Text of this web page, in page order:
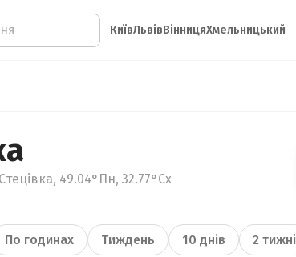
КиївЛьвівВінницяХмельницький
49.04°Пн, 32.77°Сх
По годинах Тиждень 10 днів 2 тижні